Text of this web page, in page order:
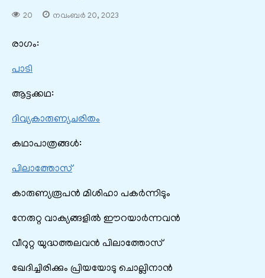
20 നവംബർ 20, 2023
രാഗം:
പാടി
ആട്ടക്കഥ:
ദിവ്യകാരുണ്യചരിതം
കഥാപാത്രങ്ങൾ:
പിലാത്തോസ്‌
കാരുണ്യരൂപൻ മിശിഹാ പകര്‍ന്നിടും
നേരുറ്റ വാക്യങ്ങളിൽ ഈറയാര്‍ന്നവൻ
വീറുറ്റ യുദ്ധത്തലവൻ പിലാത്തോസ്‌
ഖേദിച്ചിരിക്കും പ്രിയയോടു ചൊല്ലിനാൻ